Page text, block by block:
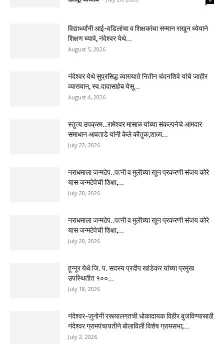
विद्यार्थ्यांनी आई-वडिलांचा व शिक्षकांचा सन्मान राखून ध्येयाने
शिक्षण घ्यावे, नंदेश्वर येथे...
August 5, 2026
नंदेश्वर येथे सुप्रसिद्ध व्याख्याते नितीन चंदनशिवे यांचे जाहीर
व्याख्यान, स्व.दादासाहेब येसू...
August 4, 2026
स्तुत्य उपक्रम…रामेश्वर मासाळ यांच्या संकल्पनेचे आमदार
समाधान आवताडे यांनी केले कौतुक,शाळा...
July 22, 2026
नराधमाला जन्मठेप..पत्नी व मुलीच्या खून प्रकरणी संजय कोरे
यास जन्मठेपेची शिक्षा,...
July 20, 2026
नराधमाला जन्मठेप..पत्नी व मुलीच्या खून प्रकरणी संजय कोरे
यास जन्मठेपेची शिक्षा,...
July 20, 2026
हून्नूर येथे जि. प. सदस्य प्रदीप खांडेकर यांच्या प्रमुख
उपस्थितीत १००...
July 18, 2026
नंदेश्वर-जुनोनी रस्त्यालगतची धोकादायक विहीर बुजविण्यासाठी
नंदेश्वर ग्रामपंचायतीने बोलाविली विशेष ग्रामसभा;...
July 2, 2026